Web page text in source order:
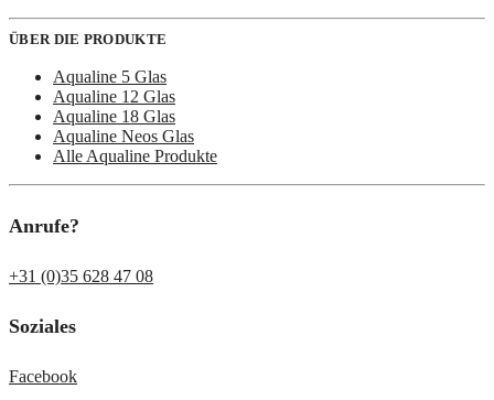
ÜBER DIE PRODUKTE
Aqualine 5 Glas
Aqualine 12 Glas
Aqualine 18 Glas
Aqualine Neos Glas
Alle Aqualine Produkte
Anrufe?
+31 (0)35 628 47 08
Soziales
Facebook